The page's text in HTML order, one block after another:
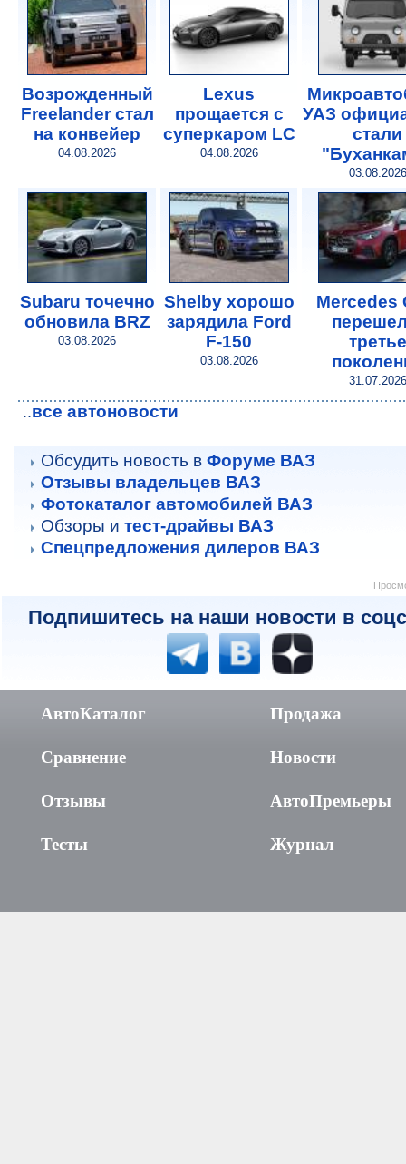
Возрожденный
Freelander стал
на конвейер
04.08.2026
Lexus
прощается с
суперкаром LC
04.08.2026
УАЗ
стали
03.08.2026
Subaru точечно
обновила BRZ
03.08.2026
Shelby хорошо
зарядила Ford
F-150
03.08.2026
Mercedes
третье
31.07.2026
..все автоновости
Обсудить новость в Форуме ВАЗ
Отзывы владельцев ВАЗ
Фотокаталог автомобилей ВАЗ
Обзоры и тест-драйвы ВАЗ
Спецпредложения дилеров ВАЗ
Подпишитесь на наши новости в
АвтоКаталог
Сравнение
Отзывы
Тесты
Продажа
Новости
АвтоПремьеры
Журнал